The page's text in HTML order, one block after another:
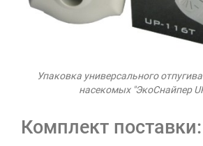
Упаковка универсального
насекомых "ЭкоСнайпер
Комплект поставки: